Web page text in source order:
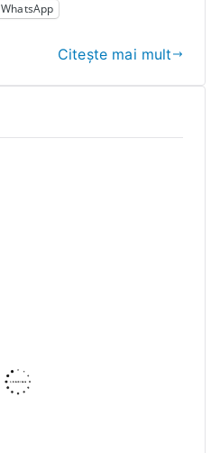
WhatsApp
Citește mai mult